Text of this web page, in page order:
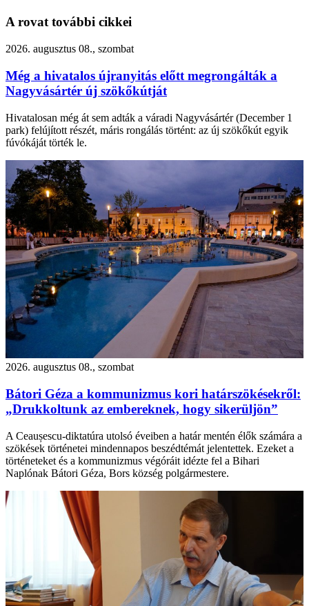
A rovat további cikkei
2026. augusztus 08., szombat
Még a hivatalos újranyitás előtt megrongálták a
Nagyvásártér új szökőkútját
Hivatalosan még át sem adták a váradi Nagyvásártér (December 1
park) felújított részét, máris rongálás történt: az új szökőkút egyik
fúvókáját törték le.
2026. augusztus 08., szombat
Bátori Géza a kommunizmus kori határszökésekről:
„Drukkoltunk az embereknek, hogy sikerüljön”
A Ceaușescu-diktatúra utolsó éveiben a határ mentén élők számára a
szökések történetei mindennapos beszédtémát jelentettek. Ezeket a
történeteket és a kommunizmus végóráit idézte fel a Bihari
Naplónak Bátori Géza, Bors község polgármestere.